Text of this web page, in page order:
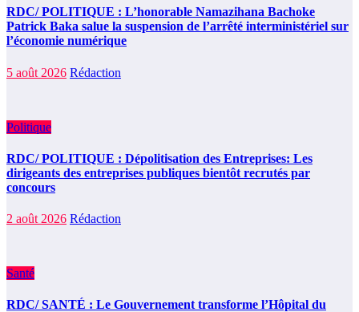
RDC/ POLITIQUE : L’honorable Namazihana Bachoke
Patrick Baka salue la suspension de l’arrêté interministériel sur
l’économie numérique
5 août 2026 Rédaction
Politique
RDC/ POLITIQUE : Dépolitisation des Entreprises: Les
dirigeants des entreprises publiques bientôt recrutés par
concours
2 août 2026 Rédaction
Santé
RDC/ SANTÉ : Le Gouvernement transforme l’Hôpital du